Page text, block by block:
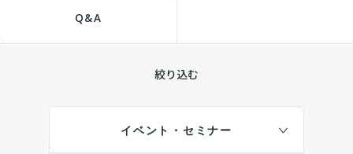
Q&A
絞り込む
イベント・セミナー